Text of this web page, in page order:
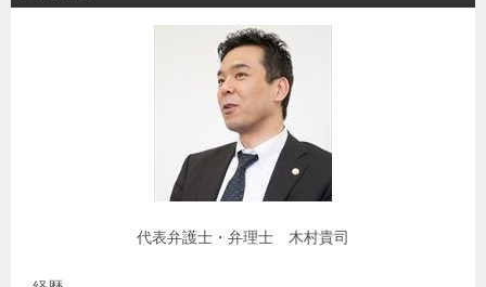
代表弁護士・弁理士 木村貴司